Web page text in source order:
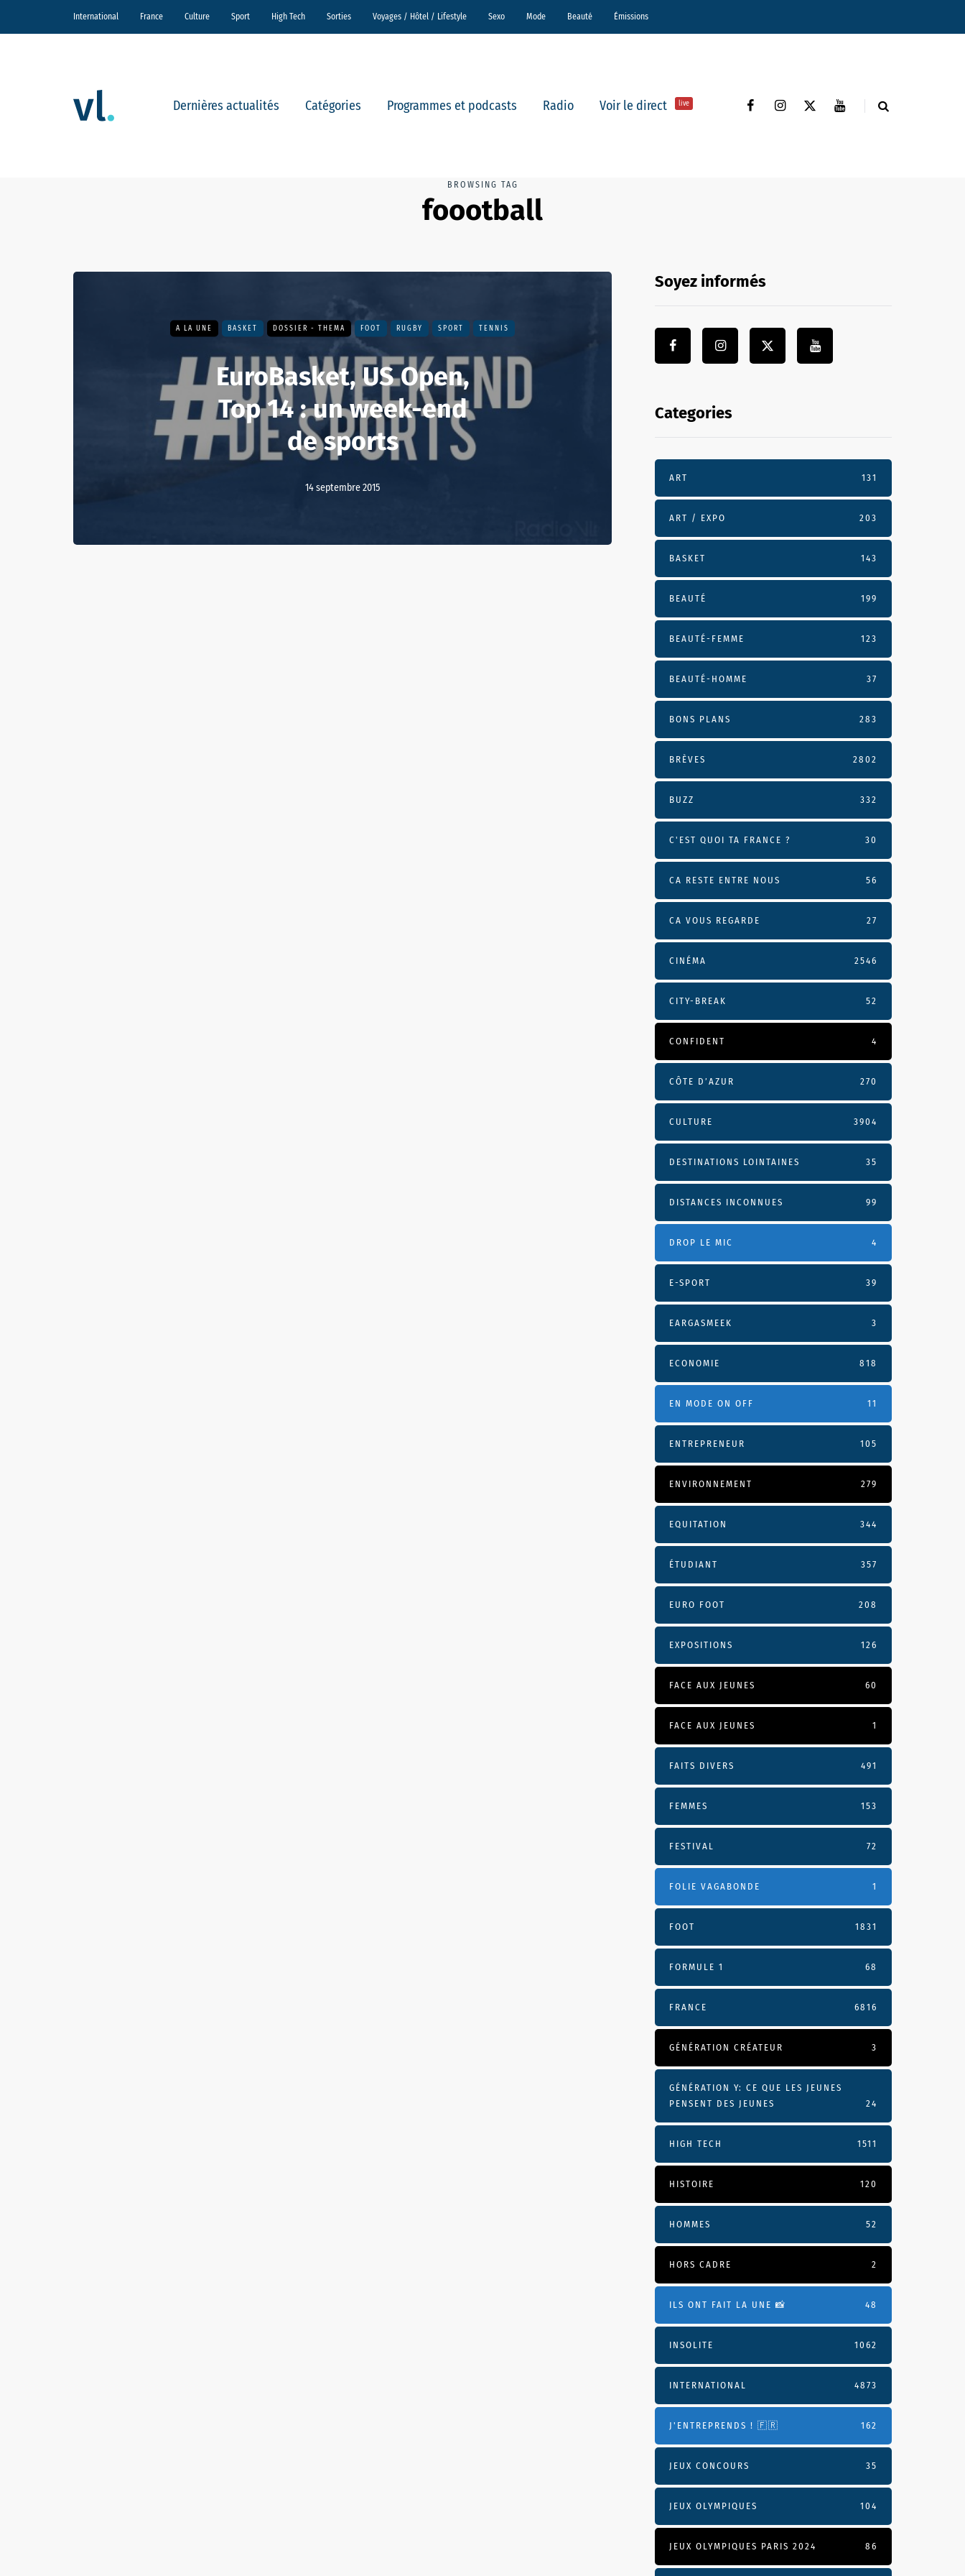
International France Culture Sport High Tech Sorties Voyages / Hôtel / Lifestyle Sexo Mode Beauté Émissions
Dernières actualités Catégories Programmes et podcasts Radio Voir le direct live
BROWSING TAG
foootball
A LA UNE BASKET DOSSIER - THEMA FOOT RUGBY SPORT TENNIS
EuroBasket, US Open,
Top 14 : un week-end
de sports
14 septembre 2015
Soyez informés
Categories
ART 131
ART / EXPO 203
BASKET 143
BEAUTÉ 199
BEAUTÉ-FEMME 123
BEAUTÉ-HOMME 37
BONS PLANS 283
BRÈVES 2802
BUZZ 332
C'EST QUOI TA FRANCE ? 30
CA RESTE ENTRE NOUS 56
CA VOUS REGARDE 27
CINÉMA 2546
CITY-BREAK 52
CONFIDENT 4
CÔTE D’AZUR 270
CULTURE 3904
DESTINATIONS LOINTAINES 35
DISTANCES INCONNUES 99
DROP LE MIC 4
E-SPORT 39
EARGASMEEK 3
ECONOMIE 818
EN MODE ON OFF 11
ENTREPRENEUR 105
ENVIRONNEMENT 279
EQUITATION 344
ÉTUDIANT 357
EURO FOOT 208
EXPOSITIONS 126
FACE AUX JEUNES 60
FACE AUX JEUNES 1
FAITS DIVERS 491
FEMMES 153
FESTIVAL 72
FOLIE VAGABONDE 1
FOOT 1831
FORMULE 1 68
FRANCE 6816
GÉNÉRATION CRÉATEUR 3
GÉNÉRATION Y: CE QUE LES JEUNES
PENSENT DES JEUNES
24
HIGH TECH 1511
HISTOIRE 120
HOMMES 52
HORS CADRE 2
ILS ONT FAIT LA UNE 📸 48
INSOLITE 1062
INTERNATIONAL 4873
J'ENTREPRENDS ! 🇫🇷 162
JEUX CONCOURS 35
JEUX OLYMPIQUES 104
JEUX OLYMPIQUES PARIS 2024 86